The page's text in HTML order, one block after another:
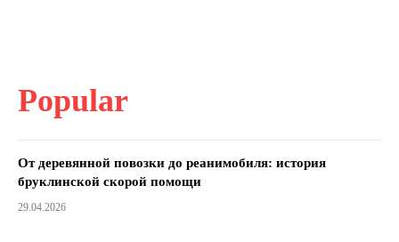
Popular
От деревянной повозки до реанимобиля: история
бруклинской скорой помощи
29.04.2026